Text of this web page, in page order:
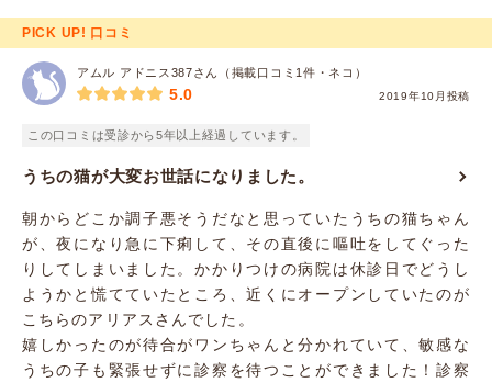
PICK UP! 口コミ
アムル アドニス387さん（掲載口コミ1件・ネコ）
2019年10月投稿
5.0
この口コミは受診から5年以上経過しています。
うちの猫が大変お世話になりました。
朝からどこか調子悪そうだなと思っていたうちの猫ちゃん
が、夜になり急に下痢して、その直後に嘔吐をしてぐった
りしてしまいました。かかりつけの病院は休診日でどうし
ようかと慌てていたところ、近くにオープンしていたのが
こちらのアリアスさんでした。
嬉しかったのが待合がワンちゃんと分かれていて、敏感な
うちの子も緊張せずに診察を待つことができました！診察